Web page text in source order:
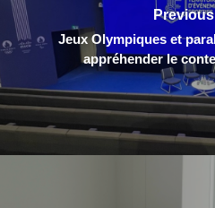
Jeux Olympiques et
appréhender le